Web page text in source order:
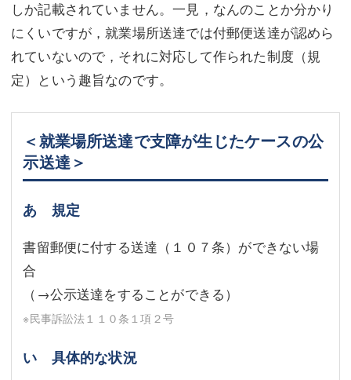
しか記載されていません。一見，なんのことか分かり
にくいですが，就業場所送達では付郵便送達が認めら
れていないので，それに対応して作られた制度（規
定）という趣旨なのです。
＜就業場所送達で支障が生じたケースの公
示送達＞
あ 規定
書留郵便に付する送達（１０７条）ができない場
合
（→公示送達をすることができる）
※民事訴訟法１１０条１項２号
い 具体的な状況